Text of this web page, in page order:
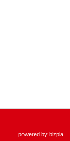
powered by bizpla